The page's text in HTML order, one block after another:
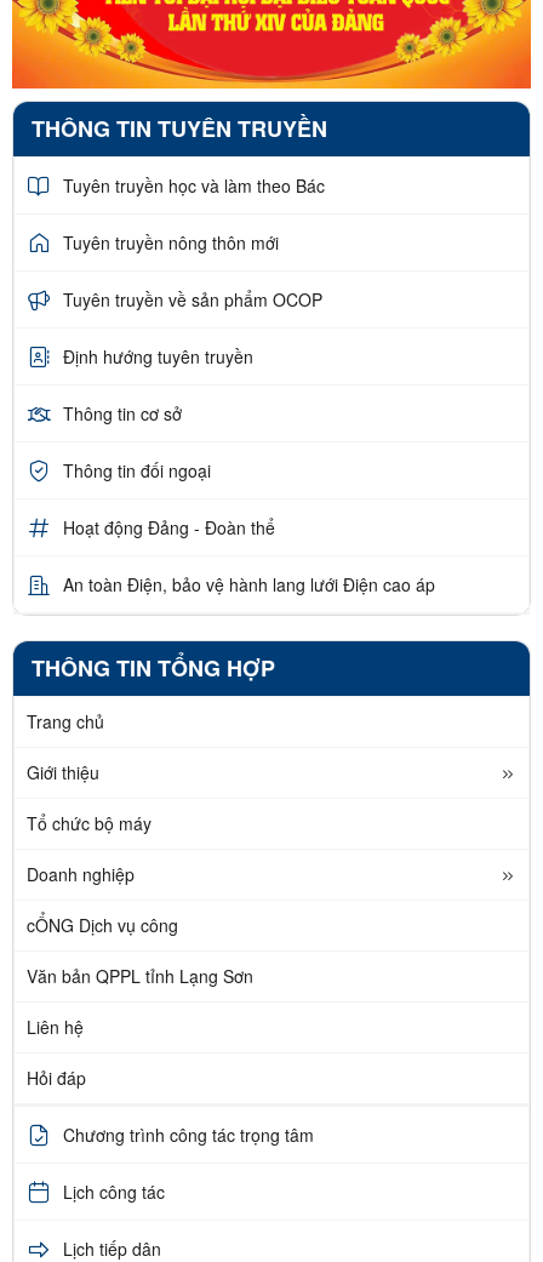
THÔNG TIN TUYÊN TRUYỀN
Tuyên truyền học và làm theo Bác
Tuyên truyền nông thôn mới
Tuyên truyền về sản phẩm OCOP
Định hướng tuyên truyền
Thông tin cơ sở
Thông tin đối ngoại
Hoạt động Đảng - Đoàn thể
An toàn Điện, bảo vệ hành lang lưới Điện cao áp
THÔNG TIN TỔNG HỢP
Trang chủ
Giới thiệu
Tổ chức bộ máy
Doanh nghiệp
cỔNG Dịch vụ công
Văn bản QPPL tỉnh Lạng Sơn
Liên hệ
Hỏi đáp
Chương trình công tác trọng tâm
Lịch công tác
Lịch tiếp dân